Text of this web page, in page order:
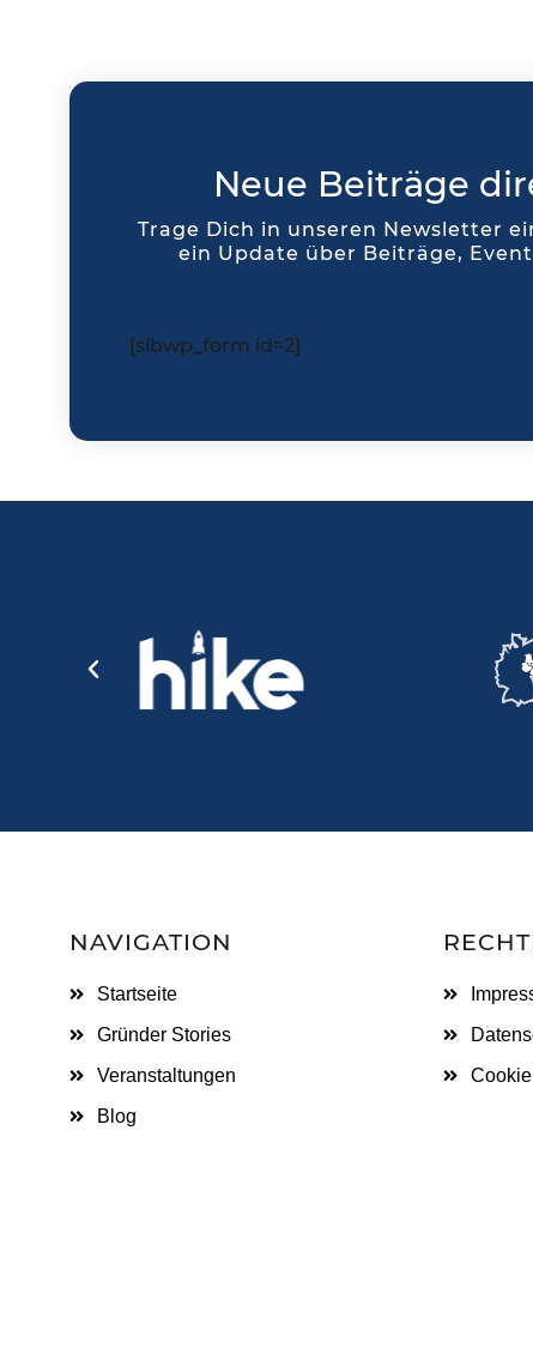
Neue Beiträge
Trage Dich in unseren Newsletter
ein Update über Beiträge,
[sibwp_form id=2]
NAVIGATION
Startseite
Gründer Stories
Veranstaltungen
Blog